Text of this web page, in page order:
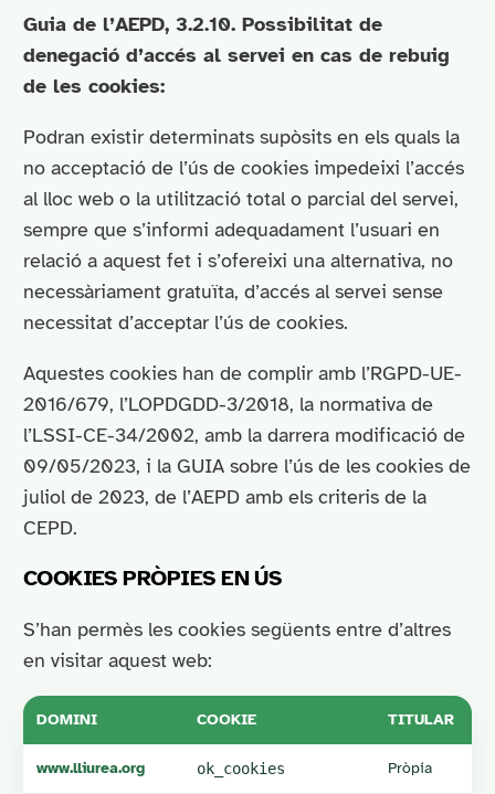
Guia de l’AEPD, 3.2.10. Possibilitat de
denegació d’accés al servei en cas de rebuig
de les cookies:
Podran existir determinats supòsits en els quals la
no acceptació de l’ús de cookies impedeixi l’accés
al lloc web o la utilització total o parcial del servei,
sempre que s’informi adequadament l’usuari en
relació a aquest fet i s’ofereixi una alternativa, no
necessàriament gratuïta, d’accés al servei sense
necessitat d’acceptar l’ús de cookies.
Aquestes cookies han de complir amb l’RGPD-UE-
2016/679, l’LOPDGDD-3/2018, la normativa de
l’LSSI-CE-34/2002, amb la darrera modificació de
09/05/2023, i la GUIA sobre l’ús de les cookies de
juliol de 2023, de l’AEPD amb els criteris de la
CEPD.
COOKIES PRÒPIES EN ÚS
S’han permès les cookies següents entre d’altres
en visitar aquest web:
DOMINI COOKIE TITULAR
www.lliurea.org ok_cookies Pròpia